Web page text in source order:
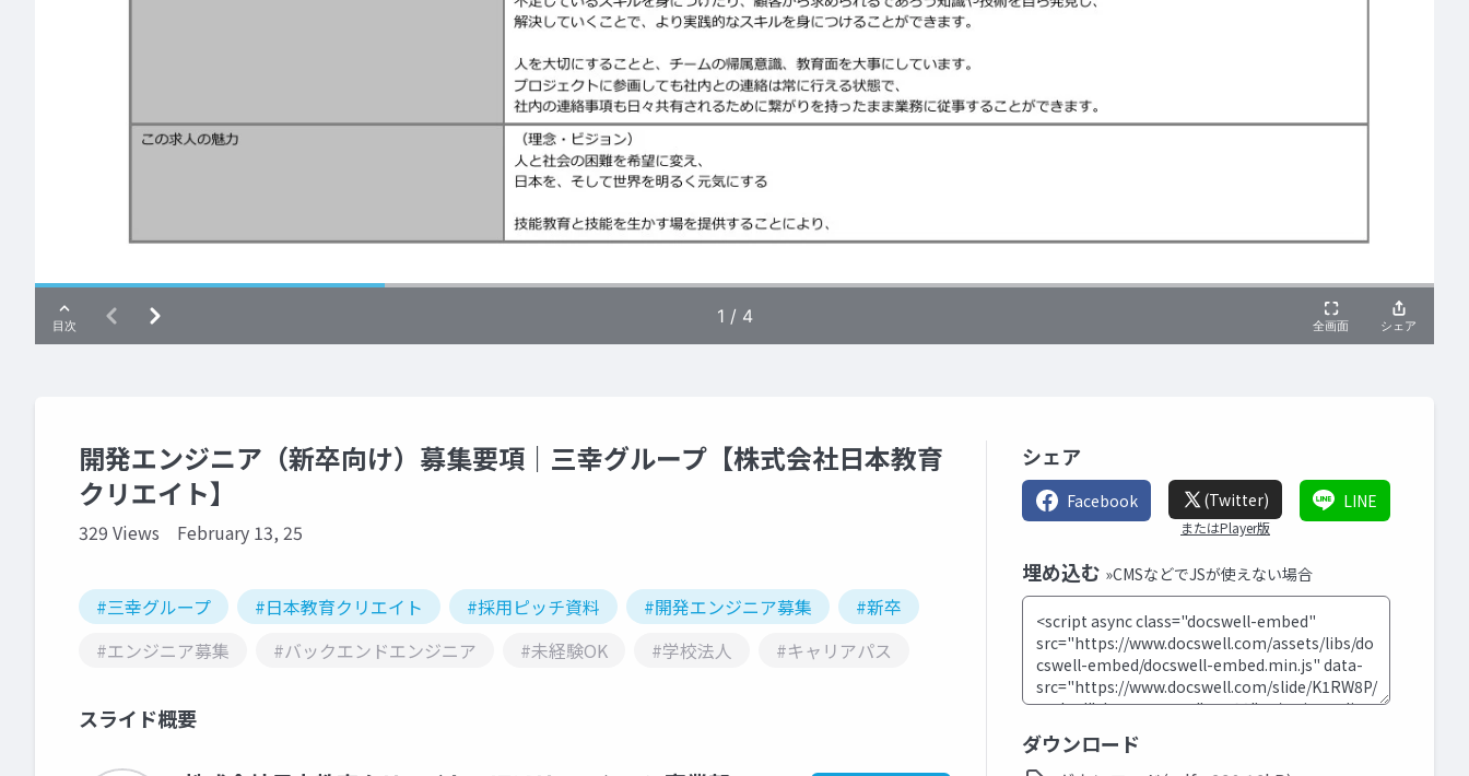
開発エンジニア（新卒向け）募集要項｜三幸グループ【株式会社日本教育
クリエイト】
329 Views February 13, 25
#三幸グループ #日本教育クリエイト #採用ピッチ資料 #開発エンジニア募集
#新卒
#エンジニア募集
#バックエンドエンジニア #未経験OK #学校法人 #キャリアパス
スライド概要
シェア
Facebook (Twitter)
またはPlayer版
LINE
埋め込む »CMSなどでJSが使えない場合
ダウンロード